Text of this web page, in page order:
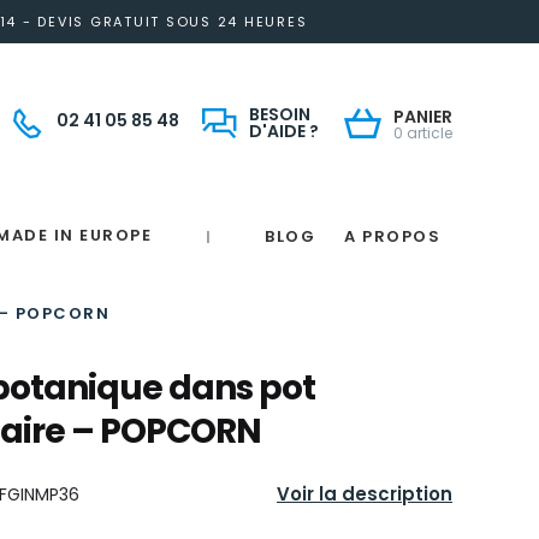
- DEVIS GRATUIT SOUS 24 HEURES
02 41 05 85 48 BESOIN
D'AIDE ?
PANIER
0 article
IN EUROPE | BLOG A PROPOS
POPCORN
dans pot
– POPCORN
FGINMP36 Voir la description